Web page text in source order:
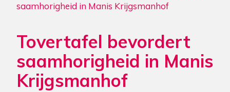
saamhorigheid in Manis Krijgsmanhof
Tovertafel bevordert
saamhorigheid in Manis
Krijgsmanhof